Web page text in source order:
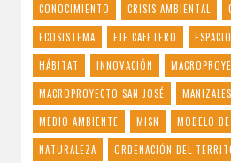
CONOCIMIENTO
CRISIS AMBIENTAL
ECOSISTEMA
EJE CAFETERO ESPACIO
HÁBITAT
INNOVACIÓN
MACROPROYECTO SAN JOSÉ
MANIZALES
MEDIO AMBIENTE
MISN
MODELO
NATURALEZA
ORDENACIÓN DEL